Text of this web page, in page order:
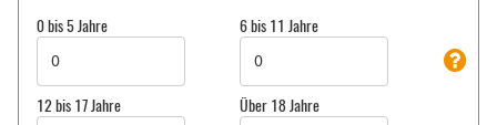
0 bis 5 Jahre 6 bis 11 Jahre
12 bis 17 Jahre Über 18 Jahre